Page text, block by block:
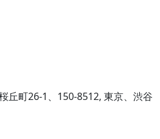
丘町26-1、150-8512, 東京、渋谷